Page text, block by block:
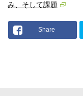
み、そして課題
Share